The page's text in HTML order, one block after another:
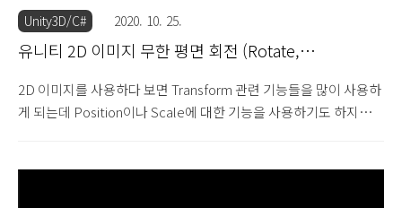
Unity3D/C# 2020. 10. 25.
유니티 2D 이미지 무한 평면 회전 (Rotate,
2D 이미지를 사용하다 보면 Transform 관련 기능들을 많이 사용하
게 되는데 Position이나 Scale에 대한 기능을 사용하기도 하지만